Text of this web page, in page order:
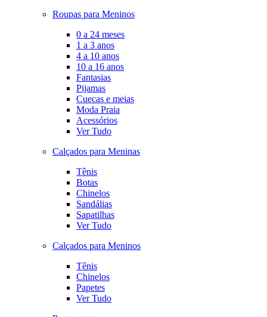
Roupas para Meninos
0 a 24 meses
1 a 3 anos
4 a 10 anos
10 a 16 anos
Fantasias
Pijamas
Cuecas e meias
Moda Praia
Acessórios
Ver Tudo
Calçados para Meninas
Tênis
Botas
Chinelos
Sandálias
Sapatilhas
Ver Tudo
Calçados para Meninos
Tênis
Chinelos
Papetes
Ver Tudo